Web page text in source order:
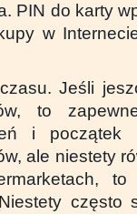
PIN do karty
w
Jeśli
to
i początek
ale niestety
to
często